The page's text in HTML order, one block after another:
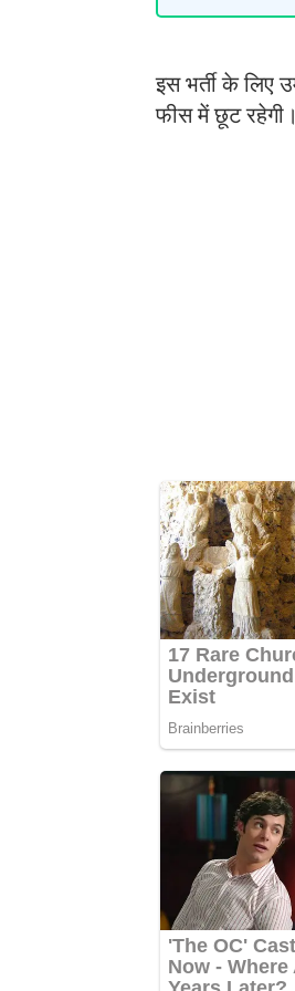
इस भर्ती के लिए
फीस में छूट रहेगी।